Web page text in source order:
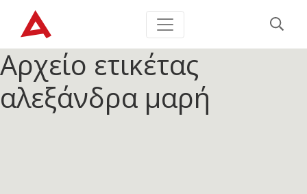
Αρχείο ετικέτας
αλεξάνδρα μαρή